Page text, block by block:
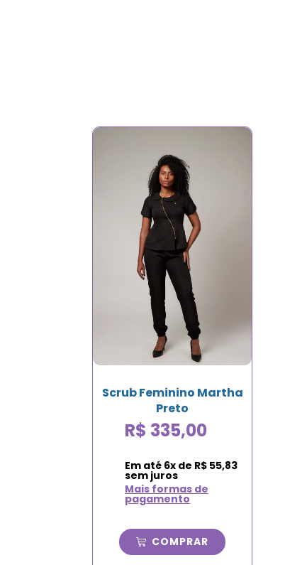
Scrub Feminino Martha
Preto
R$ 335,00
Em até 6x de R$ 55,83
sem juros
Mais formas de
pagamento
COMPRAR